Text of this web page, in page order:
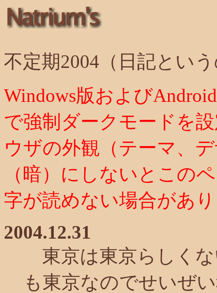
不定期2004（日記とい
Windows版および
で強制ダークモードを
ウザの外観（テーマ、
（暗）にしないとこの
字が読めない場合があ
2004.12.31
東京は東京らしく
も東京なのでせいぜ